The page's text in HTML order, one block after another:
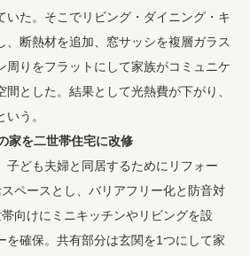
いた。そこでリビング・ダイニング・キ
、断熱材を追加、窓サッシを複層ガラス
周りをフラットにして家族がコミュニケ
とした。結果として光熱費が下がり、
う。
家を二世帯住宅に改修
子ども夫婦と同居するためにリフォー
ペースとし、バリアフリー化と防音対
向けにミニキッチンやリビングを設
を確保。共有部分は玄関を1つにして家